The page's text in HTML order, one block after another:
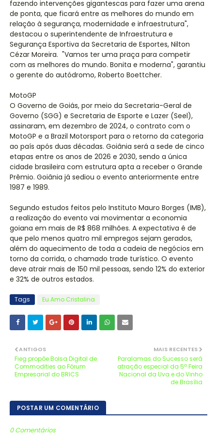
fazendo intervenções gigantescas para fazer uma arena
de ponta, que ficará entre as melhores do mundo em
relação à segurança, modernidade e infraestrutura",
destacou o superintendente de Infraestrutura e
Segurança Esportiva da Secretaria de Esportes, Nilton
Cézar Moreira. "Vamos ter uma praça para competir
com as melhores do mundo. Bonita e moderna", garantiu
o gerente do autódromo, Roberto Boettcher.
MotoGP
O Governo de Goiás, por meio da Secretaria-Geral de
Governo (SGG) e Secretaria de Esporte e Lazer (Seel),
assinaram, em dezembro de 2024, o contrato com o
MotoGP e a Brazil Motorsport para o retorno da categoria
ao país após duas décadas. Goiânia será a sede de cinco
etapas entre os anos de 2026 e 2030, sendo a única
cidade brasileira com estrutura apta a receber o Grande
Prêmio. Goiânia já sediou o evento anteriormente entre
1987 e 1989.
Segundo estudos feitos pelo Instituto Mauro Borges (IMB),
a realização do evento vai movimentar a economia
goiana em mais de R$ 868 milhões. A expectativa é de
que pelo menos quatro mil empregos sejam gerados,
além do aquecimento de toda a cadeia de negócios em
torno da corrida, o chamado trade turístico. O evento
deve atrair mais de 150 mil pessoas, sendo 12% do exterior
e 32% de outros estados.
Tags Eu Amo Cristalina
MAIS RECENTES
Paralamas do Sucesso será
atração especial da 5ª Feira
Nacional da Uva e do Vinho
de Brasília
ANTIGOS
Fieg propõe Bolsa Digital de
Commodities ao Fórum
Empresarial do BRICS
POSTAR UM COMENTÁRIO
0 Comentários